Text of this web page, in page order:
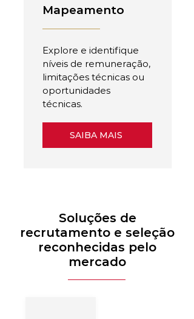
Mapeamento
Explore e identifique
níveis de remuneração,
limitações técnicas ou
oportunidades
técnicas.
SAIBA MAIS
Soluções de
recrutamento e seleção
reconhecidas pelo
mercado